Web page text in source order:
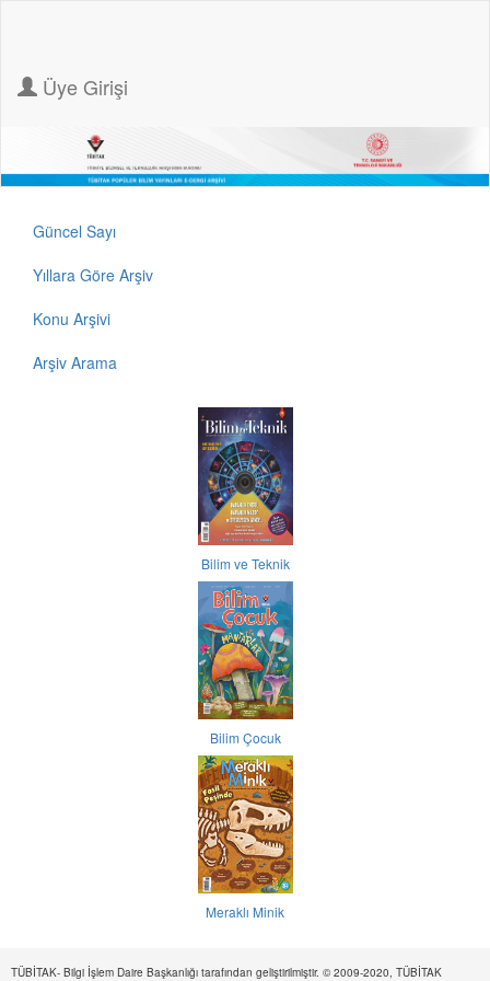
Üye Girişi
Güncel Sayı
Yıllara Göre Arşiv
Konu Arşivi
Arşiv Arama
Bilim ve Teknik
Bilim Çocuk
Meraklı Minik
TÜBİTAK- Bilgi İşlem Daire Başkanlığı tarafından geliştirilmiştir. © 2009-2020, TÜBİTAK